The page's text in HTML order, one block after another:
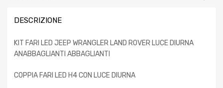
DESCRIZIONE
KIT FARI LED JEEP WRANGLER LAND ROVER LUCE DIURNA
ANABBAGLIANTI ABBAGLIANTI
COPPIA FARI LED H4 CON LUCE DIURNA